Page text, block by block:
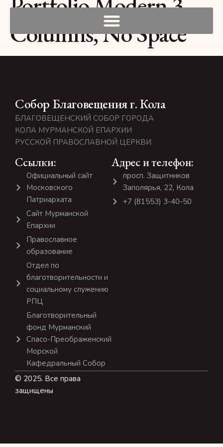
Columns, No Space
Собор Благовещения г. Кола
БЛАГОВЕЩЕНСКИЙ СОБОР ГОРОДА
КОЛА МУРМАНСКОЙ ЕПАРХИИ
РУССКОЙ ПРАВОСЛАВНОЙ ЦЕРКВИ.
Ссылки:
Официальный сайт
Московского
Патриархата
Сайт Мурманской
Епархии
Православное
образование
Отдел по
благотворительности и
социальному служению
РПЦ
Благотворительный
фонд Мурманский
Спасо-Преображенский
Морской
Кафедральный Собор
Адрес и телефон:
просп. Защитников
Заполярья, 22, Кола
+7 (81553) 3-40-50
© 2025. Все права
защищены